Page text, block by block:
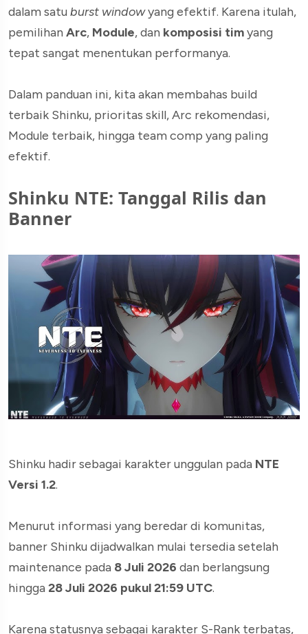
dalam satu burst windowyang efektif. Karena itulah,
pemilihan Arc, Module, dan komposisi timyang
tepat sangat menentukan performanya.
Dalam panduan ini, kita akan membahas build
terbaik Shinku, prioritas skill, Arc rekomendasi,
Module terbaik, hingga team comp yang paling
efektif.
Shinku NTE: Tanggal Rilis dan
Banner
Shinku hadir sebagai karakter unggulan pada NTE
Versi 1.2.
Menurut informasi yang beredar di komunitas,
banner Shinku dijadwalkan mulai tersedia setelah
maintenance pada 8 Juli 2026 dan berlangsung
hingga 28 Juli 2026 pukul 21:59 UTC.
Karena statusnya sebagai karakter S-Rank terbatas,